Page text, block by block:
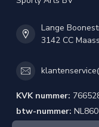
Lange
3142 CC
KVK nummer:
btw-nummer: